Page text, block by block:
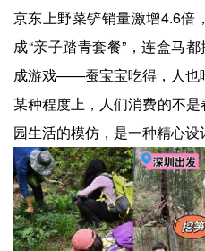
京东上野菜铲销量激增4.6倍
成“亲子踏青套餐”，连盒马
成游戏——蚕宝宝吃得，人也
某种程度上，人们消费的不
园生活的模仿，是一种精心设